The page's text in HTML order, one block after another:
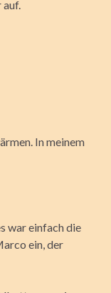
auf.
In meinem
war einfach die
ein, der